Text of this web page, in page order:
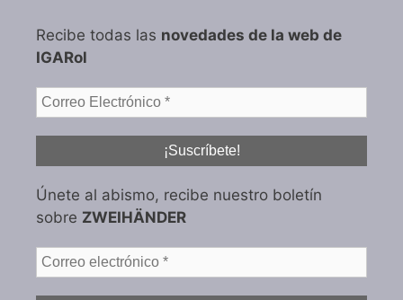
Recibe todas las novedades de la web de
IGARol
Únete al abismo, recibe nuestro boletín
sobre ZWEIHÄNDER